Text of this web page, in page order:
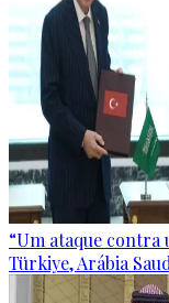
“Um ataque contra
Türkiye, Arábia